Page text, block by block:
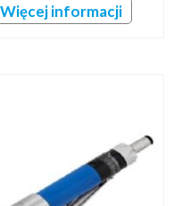
Więcej informacji